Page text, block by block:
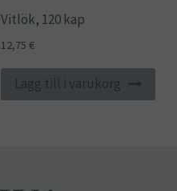
Vitlök, 120 kap
12,75 €
Lägg till i varukorg